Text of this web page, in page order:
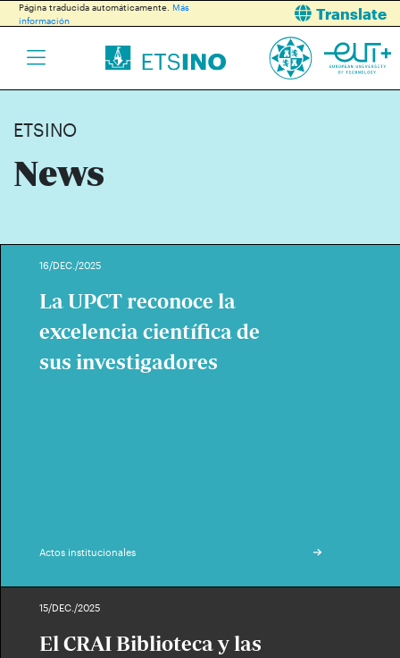
Página traducida automáticamente. Más
información
Translate
ETSINO
News
16/DEC./2025
La UPCT reconoce la
excelencia científica de
sus investigadores
Actos institucionales
15/DEC./2025
El CRAI Biblioteca y las